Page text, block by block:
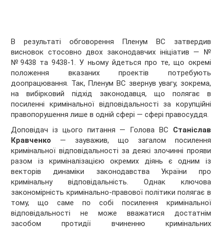
В результаті обговорення Пленум ВС затвердив
висновок стосовно двох законодавчих ініціатив — №
№9438 та 9438-1. У ньому йдеться про те, що окремі
положення вказаних проектів потребують
доопрацювання. Так, Пленум ВС звернув увагу, зокрема,
на вибірковий підхід законодавця, що полягає в
посиленні кримінальної відповідальності за корупційні
правопорушення лише в одній сфері — сфері правосуддя.
Доповідач із цього питання — Голова ВС Станіслав
Кравченко — зауважив, що загалом посилення
кримінальної відповідальності за деякі злочинні прояви
разом із криміналізацією окремих діянь є одним із
векторів динаміки законодавства України про
кримінальну відповідальність. Однак ключова
закономірність кримінально-правової політики полягає в
тому, що саме по собі посилення кримінальної
відповідальності не може вважатися достатнім
засобом протидії вчиненню кримінальних